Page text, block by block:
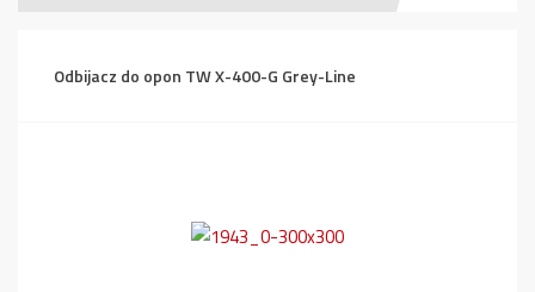
Odbijacz do opon TW X-400-G Grey-Line